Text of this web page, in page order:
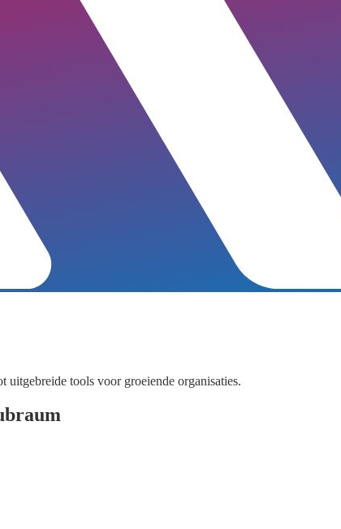
uitgebreide tools voor groeiende organisaties.